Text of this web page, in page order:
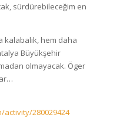
sürdürebileceğim en
hem daha
Büyükşehir
olmayacak. Öger
280029424